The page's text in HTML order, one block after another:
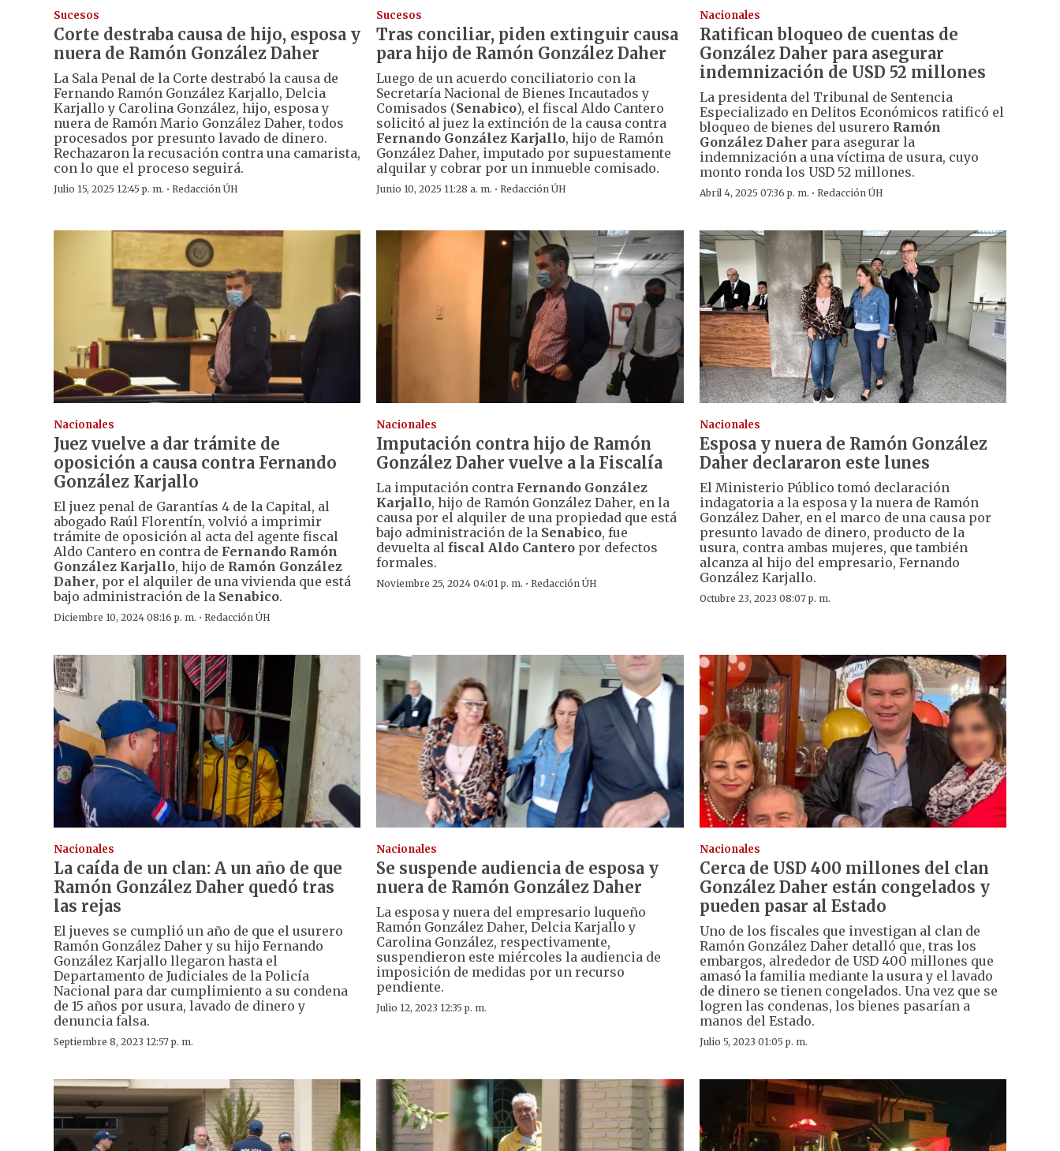
Sucesos
Corte destraba causa de hijo, esposa y
nuera de Ramón González Daher
La Sala Penal de la Corte destrabó la causa de
Fernando Ramón González Karjallo, Delcia
Karjallo y Carolina González, hijo, esposa y
nuera de Ramón Mario González Daher, todos
procesados por presunto lavado de dinero.
Rechazaron la recusación contra una camarista,
con lo que el proceso seguirá.
Julio 15, 2025 12:45 p. m. · Redacción ÚH
Sucesos
Tras conciliar, piden extinguir causa
para hijo de Ramón González Daher
Luego de un acuerdo conciliatorio con la
Secretaría Nacional de Bienes Incautados y
Comisados (Senabico), el fiscal Aldo Cantero
solicitó al juez la extinción de la causa contra
Fernando González Karjallo, hijo de Ramón
González Daher, imputado por supuestamente
alquilar y cobrar por un inmueble comisado.
Junio 10, 2025 11:28 a. m. ·Redacción ÚH
Nacionales
Ratifican bloqueo de cuentas de
González Daher para asegurar
indemnización de USD 52 millones
La presidenta del Tribunal de Sentencia
Especializado en Delitos Económicos ratificó el
bloqueo de bienes del usurero Ramón
González Daherpara asegurar la
indemnización a una víctima de usura, cuyo
monto ronda los USD 52 millones.
Abril 4, 2025 07:36 p. m. · Redacción ÚH
Nacionales
Juez vuelve a dar trámite de
oposición a causa contra Fernando
González Karjallo
El juez penal de Garantías 4 de la Capital, al
abogado Raúl Florentín, volvió a imprimir
trámite de oposición al acta del agente fiscal
Aldo Cantero en contra de Fernando Ramón
González Karjallo, hijo de Ramón González
Daher, por el alquiler de una vivienda que está
bajo administración de la Senabico.
Diciembre 10, 2024 08:16 p. m. · Redacción ÚH
Nacionales
Imputación contra hijo de Ramón
González Daher vuelve a la Fiscalía
La imputación contra Fernando González
Karjallo, hijo de Ramón González Daher, en la
causa por el alquiler de una propiedad que está
bajo administración de la Senabico, fue
devuelta alfiscal Aldo Cantero por defectos
formales.
Noviembre 25, 2024 04:01 p. m. ·Redacción ÚH
Nacionales
Esposa y nuera de Ramón González
Daher declararon este lunes
El Ministerio Público tomó declaración
indagatoria a la esposa y la nuera de Ramón
González Daher, en el marco de una causa por
presunto lavado de dinero, producto de la
usura, contra ambas mujeres, que también
alcanza al hijo del empresario, Fernando
González Karjallo.
Octubre 23, 2023 08:07 p. m.
Nacionales
La caída de un clan: A un año de que
Ramón González Daher quedó tras
las rejas
El jueves se cumplió un año de que el usurero
Ramón González Daher y su hijo Fernando
González Karjallo llegaron hasta el
Departamento de Judiciales de la Policía
Nacional para dar cumplimiento a su condena
de 15 años por usura, lavado de dinero y
denuncia falsa.
Septiembre 8, 2023 12:57 p. m.
Nacionales
Se suspende audiencia de esposa y
nuera de Ramón González Daher
La esposa y nuera del empresario luqueño
Ramón González Daher, Delcia Karjallo y
Carolina González, respectivamente,
suspendieron este miércoles la audiencia de
imposición de medidas por un recurso
pendiente.
Julio 12, 2023 12:35 p. m.
Nacionales
Cerca de USD 400 millones del clan
González Daher están congelados y
pueden pasar al Estado
Uno de los fiscales que investigan al clan de
Ramón González Daher detalló que, tras los
embargos, alrededor de USD 400 millones que
amasó la familia mediante la usura y el lavado
de dinero se tienen congelados. Una vez que se
logren las condenas, los bienes pasarían a
manos del Estado.
Julio 5, 2023 01:05 p. m.